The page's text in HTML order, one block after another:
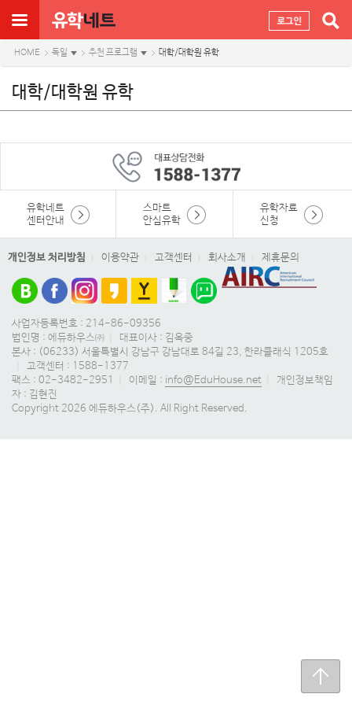
HOME 독일 추천 프로그램 대학/대학원 유학
대학/대학원 유학
유학네트
센터안내
스마트
안심유학
유학자료
신청
개인정보 처리방침 이용약관 고객센터 회사소개 제휴문의
사업자등록번호 : 214-86-09356
법인명 : 에듀하우스㈜
대표이사 : 김옥중
본사 : (06233) 서울특별시 강남구 강남대로 84길 23, 한라클래식 1205호
고객센터 : 1588-1377
팩스 : 02-3482-2951
이메일 : info@EduHouse.net
개인정보책임
자 : 김현진
Copyright 2026 에듀하우스(주). All Right Reserved.